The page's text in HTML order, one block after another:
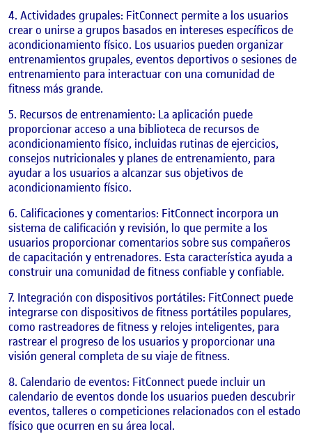
Actividades grupales: FitConnect permite a los usuarios
crear o unirse a grupos basados en intereses específicos de
acondicionamiento físico. Los usuarios pueden organizar
entrenamientos grupales, eventos deportivos o sesiones de
entrenamiento para interactuar con una comunidad de
fitness más grande.
Recursos de entrenamiento: La aplicación puede
proporcionar acceso a una biblioteca de recursos de
acondicionamiento físico, incluidas rutinas de ejercicios,
consejos nutricionales y planes de entrenamiento, para
ayudar a los usuarios a alcanzar sus objetivos de
acondicionamiento físico.
Calificaciones y comentarios: FitConnect incorpora un
sistema de calificación y revisión, lo que permite a los
usuarios proporcionar comentarios sobre sus compañeros
de capacitación y entrenadores. Esta característica ayuda a
construir una comunidad de fitness confiable y confiable.
Integración con dispositivos portátiles: FitConnect puede
integrarse con dispositivos de fitness portátiles populares,
como rastreadores de fitness y relojes inteligentes, para
rastrear el progreso de los usuarios y proporcionar una
visión general completa de su viaje de fitness.
Calendario de eventos: FitConnect puede incluir un
calendario de eventos donde los usuarios pueden descubrir
eventos, talleres o competiciones relacionados con el estado
físico que ocurren en su área local.